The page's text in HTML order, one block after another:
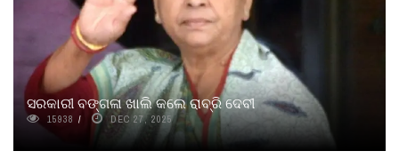
ସରକାରୀ ବଙ୍ଗଳା ଖାଲି କଲେ ରାବ୍ରି ଦେବୀ
15938 DEC 27, 2025